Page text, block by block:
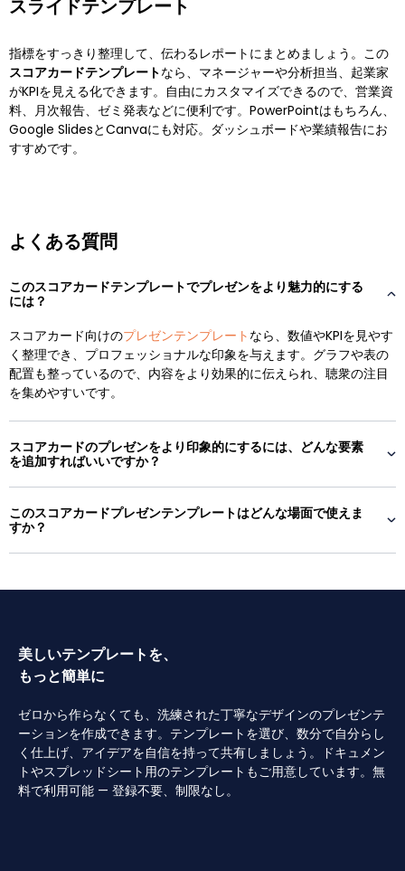
スライドテンプレート
指標をすっきり整理して、伝わるレポートにまとめましょう。この
スコアカードテンプレートなら、マネージャーや分析担当、起業家
がKPIを見える化できます。自由にカスタマイズできるので、営業資
料、月次報告、ゼミ発表などに便利です。PowerPointはもちろん、
Google SlidesとCanvaにも対応。ダッシュボードや業績報告にお
すすめです。
よくある質問
このスコアカードテンプレートでプレゼンをより魅力的にする
には？
スコアカード向けのプレゼンテンプレート なら、数値やKPIを見やす
く整理でき、プロフェッショナルな印象を与えます。グラフや表の
配置も整っているので、内容をより効果的に伝えられ、聴衆の注目
を集めやすいです。
スコアカードのプレゼンをより印象的にするには、どんな要素
を追加すればいいですか？
このスコアカードプレゼンテンプレートはどんな場面で使えま
すか？
美しいテンプレートを、
もっと簡単に
ゼロから作らなくても、洗練された丁寧なデザインのプレゼンテ
ーションを作成できます。テンプレートを選び、数分で自分らし
く仕上げ、アイデアを自信を持って共有しましょう。ドキュメン
トやスプレッドシート用のテンプレートもご用意しています。無
料で利用可能 — 登録不要、制限なし。